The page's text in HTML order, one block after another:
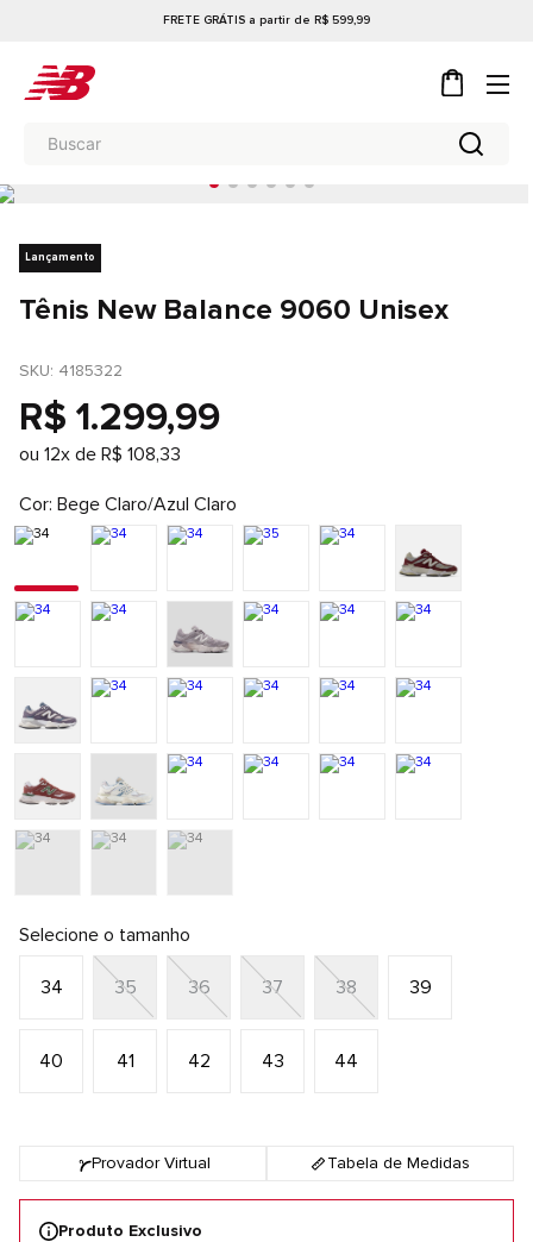
FRETE GRÁTIS a partir de R$ 599,99
Lançamento
Tênis New Balance 9060 Unisex
SKU: 4185322
R$ 1.299,99
ou 12x de R$ 108,33
Cor Bege Claro/Azul Claro
Selecione o tamanho
34 35 36 37 38 39
40 41 42 43 44
Provador Virtual Tabela de Medidas
Produto Exclusivo